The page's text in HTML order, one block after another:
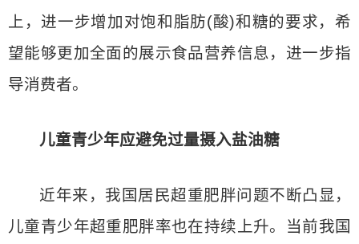
上，进一步增加对饱和脂肪(酸)和糖的要求，希
望能够更加全面的展示食品营养信息，进一步指
导消费者。
儿童青少年应避免过量摄入盐油糖
近年来，我国居民超重肥胖问题不断凸显，
儿童青少年超重肥胖率也在持续上升。当前我国